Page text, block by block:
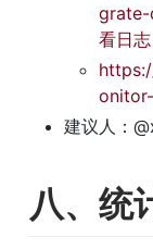
grate-
看日志
建议人：
八、统